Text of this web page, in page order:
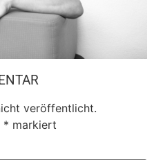
veröffentlicht.
* markiert